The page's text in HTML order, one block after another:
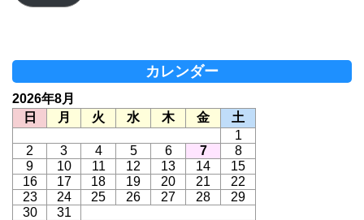
カレンダー
2026年8月
日
月 火 水 木 金
土
1
2
3 4 5 6 7
8
9
10 11 12 13 14
15
16
17 18 19 20 21
22
23
24 25 26 27 28
29
30
31